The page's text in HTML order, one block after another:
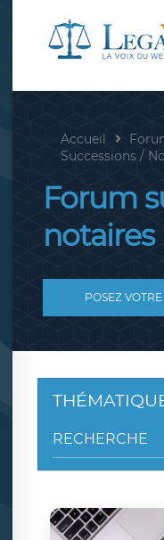
Accueil
Successions /
Forum
notaires
POSEZ